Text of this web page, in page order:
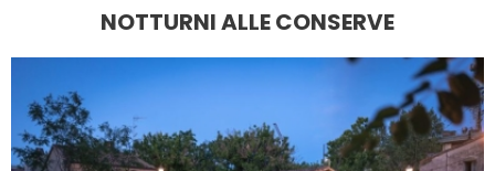
NOTTURNI ALLE CONSERVE